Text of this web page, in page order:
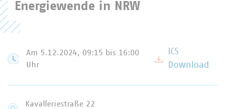
Energiewende in NRW
Am 5.12.2024, 09:15 bis 16:00
Uhr
ICS
Download
Kavalleriestraße 22